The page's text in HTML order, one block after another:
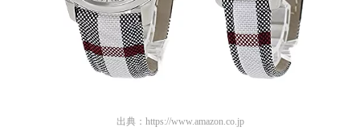
出典： https://www.amazon.co.jp